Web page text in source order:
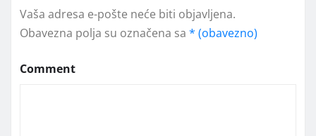
Vaša adresa e-pošte neće biti objavljena.
Obavezna polja su označena sa * (obavezno)
Comment